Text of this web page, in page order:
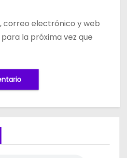
correo electrónico y web
la próxima vez que